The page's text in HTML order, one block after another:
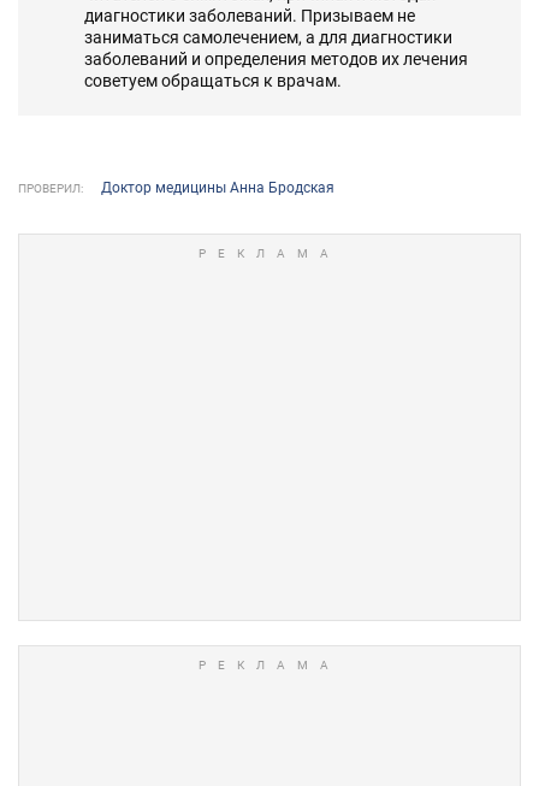
диагностики заболеваний. Призываем не
заниматься самолечением, а для диагностики
заболеваний и определения методов их лечения
советуем обращаться к врачам.
ПРОВЕРИЛ: Доктор медицины Анна Бродская